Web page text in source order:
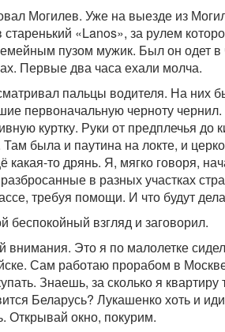
Могилев. Уже на выезде из
«Lanos», за рулем
пузом мужик. Был он одет
Первые два часа ехали молча.
пальцы водителя. На них
первоначальную черноту
куртку. Руки от предплечья
Там была и паутина на локте, и
какая-то дрянь. Я, мягко говоря,
в разных участках
требуя помощи. И что будут
беспокойный взгляд и заговорил.
Это я по малолетке
Сам работаю прорабом в
Знаешь, за сколько я
Беларусь? Лукашенко хоть и
Открывай окно, покурим.